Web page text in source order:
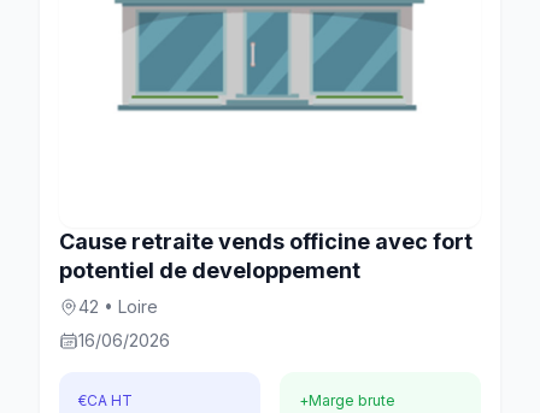
Cause retraite vends officine avec fort
potentiel de developpement
42 • Loire
16/06/2026
€CA HT +Marge brute